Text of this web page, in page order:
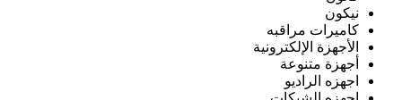
نيكون
كاميرات مراقبه
الأجهزة الإلكترونية
أجهزة متنوعة
اجهزه الراديو